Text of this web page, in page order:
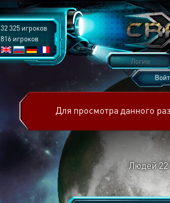
32 325 игроков
816 игроков
Для просмотра данного
Людей